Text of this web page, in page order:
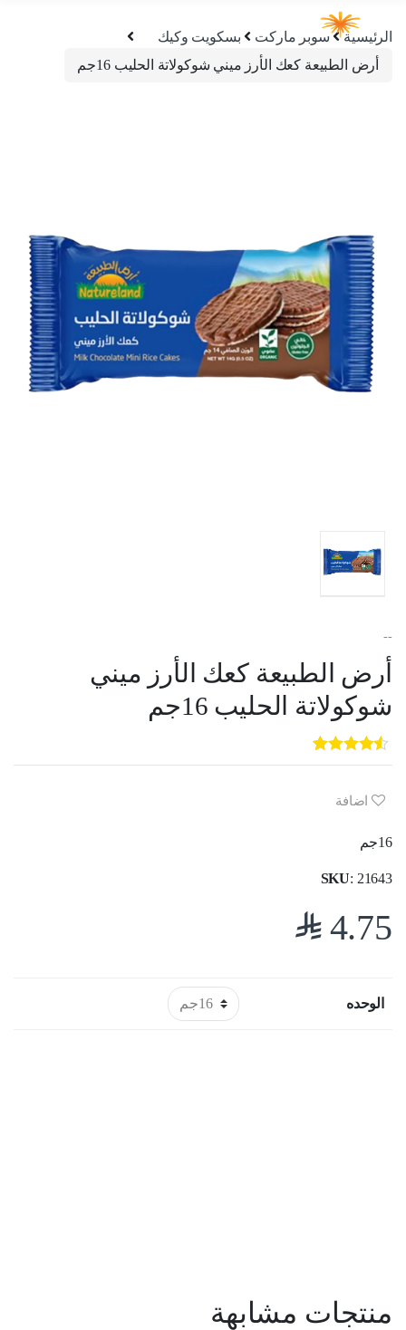
الرئيسية سوبر ماركت
بسكويت وكيك
أرض الطبيعة كعك الأرز ميني شوكولاتة الحليب 16جم
--
أرض الطبيعة كعك الأرز ميني
شوكولاتة الحليب 16جم
5
out of
5
3
customer
ratings
اضافة
16جم
SKU: 21643
4.75
$
الوحده
منتجات مشابهة